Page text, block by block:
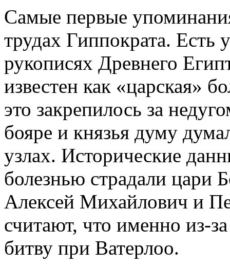
Самые первые
трудах Гиппократа. Есть
рукописях Древнего
известен как «царская»
это закрепилось за
бояре и князья думу
узлах. Исторические
болезнью страдали цари
Алексей Михайлович и
считают, что именно из-
битву при Ватерлоо.